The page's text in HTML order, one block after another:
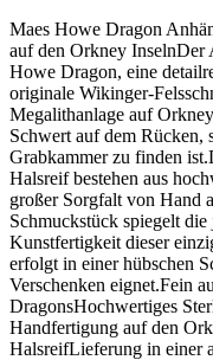
Maes Howe Dragon
auf den Orkney InselnDer
Howe Dragon, eine
originale Wikinger-
Megalithanlage auf
Schwert auf dem Rücken,
Grabkammer zu finden
Halsreif bestehen aus
großer Sorgfalt von Hand
Schmuckstück spiegelt die
Kunstfertigkeit dieser
erfolgt in einer hübschen
Verschenken eignet.Fein
DragonsHochwertiges
Handfertigung auf den
HalsreifLieferung in einer